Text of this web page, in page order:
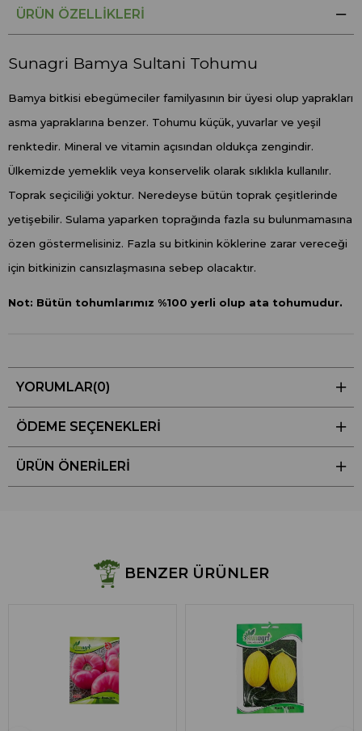
ÜRÜN ÖZELLIKLERI
Sunagri Bamya Sultani Tohumu
Bamya bitkisi ebegümeciler familyasının bir üyesi olup yaprakları
asma yapraklarına benzer. Tohumu küçük, yuvarlar ve yeşil
renktedir. Mineral ve vitamin açısından oldukça zengindir.
Ülkemizde yemeklik veya konservelik olarak sıklıkla kullanılır.
Toprak seçiciliği yoktur. Neredeyse bütün toprak çeşitlerinde
yetişebilir. Sulama yaparken toprağında fazla su bulunmamasına
özen göstermelisiniz. Fazla su bitkinin köklerine zarar vereceği
için bitkinizin cansızlaşmasına sebep olacaktır.
Not: Bütün tohumlarımız %100 yerli olup ata tohumudur.
YORUMLAR(0)
ÖDEME SEÇENEKLERI
ÜRÜN ÖNERILERI
BENZER ÜRÜNLER